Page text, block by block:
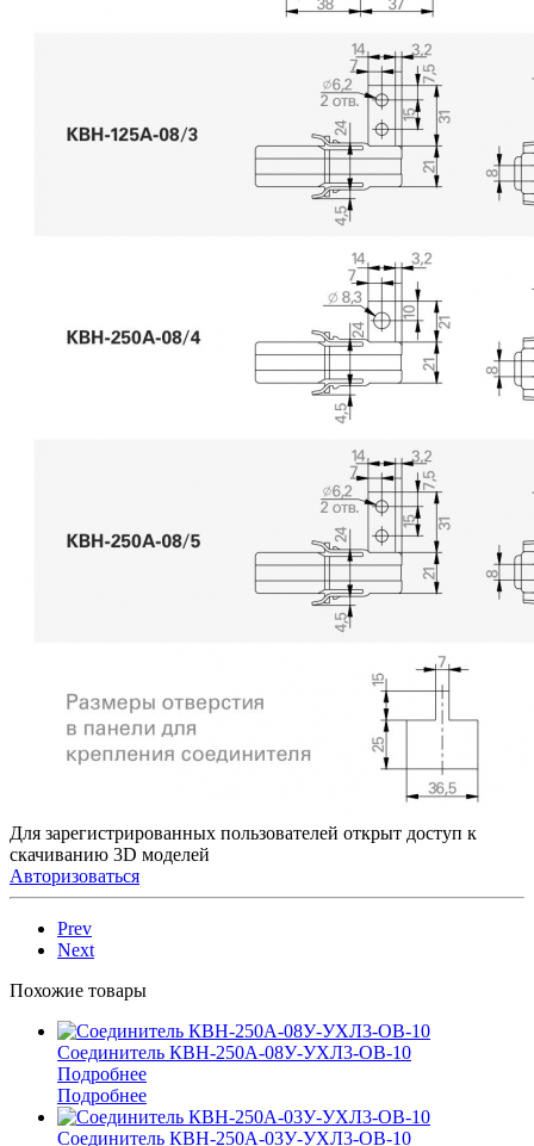
Для зарегистрированных пользователей открыт доступ к
скачиванию 3D моделей
Авторизоваться
Prev
Next
Похожие товары
Соединитель КВН-250А-08У-УХЛ3-ОВ-10
Подробнее
Подробнее
Соединитель КВН-250А-03У-УХЛ3-ОВ-10